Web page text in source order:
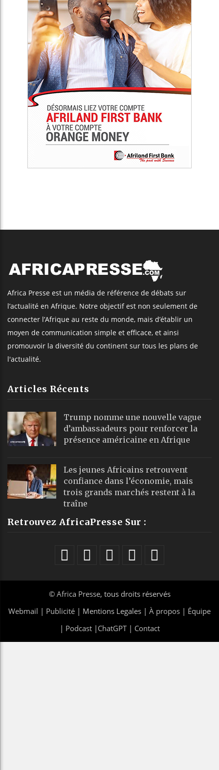
Africa Presse est un média de référence de débats sur
l’actualité en Afrique. Notre objectif est non seulement de
connecter l’Afrique au reste du monde, mais d’établir un
moyen de communication simple et efficace, et ainsi
promouvoir la diversité du continent sur tous les plans de
l'actualité.
Articles Récents
Trump nomme une nouvelle vague
d’ambassadeurs pour renforcer la
présence américaine en Afrique
Les jeunes Africains retrouvent
confiance dans l’économie, mais
trois grands marchés restent à la
traîne
Retrouvez AfricaPresse Sur :
© Africa Presse, tous droits réservés
Webmail | Publicité | Mentions Legales | À propos | Équipe
| Podcast| ChatGPT| Contact